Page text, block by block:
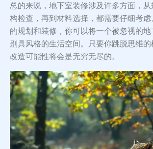
总的来说，地下室装修涉及许多方面，
构检查，再到材料选择，都需要仔细考
的规划和装修，你可以将一个被忽视的
别具风格的生活空间。只要你跳脱思维
改造可能性将会是无穷无尽的。